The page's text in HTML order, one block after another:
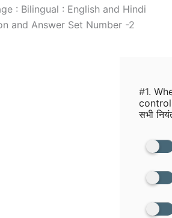
: Bilingual : English and Hindi
and Answer Set Number -2
#1.
सभी